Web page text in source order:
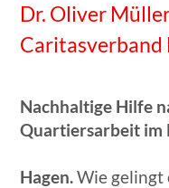
Dr. Oliver
Caritasverband
Nachhaltige Hilfe
Quartiersarbeit im
Hagen.Wie gelingt